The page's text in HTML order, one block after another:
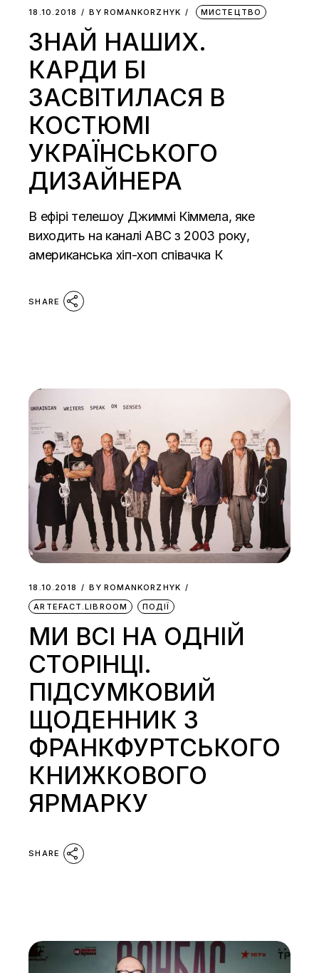
18.10.2018 BY ROMANKORZHYK МИСТЕЦТВО
ЗНАЙ НАШИХ.
КАРДИ БІ
ЗАСВІТИЛАСЯ В
КОСТЮМІ
УКРАЇНСЬКОГО
ДИЗАЙНЕРА
В ефірі телешоу Джиммі Кіммела, яке
виходить на каналі ABC з 2003 року,
американська хіп-хоп співачка К
SHARE
18.10.2018 BY ROMANKORZHYK
ARTEFACT.LIBROOM
ПОДІЇ
МИ ВСІ НА ОДНІЙ
СТОРІНЦІ.
ПІДСУМКОВИЙ
ЩОДЕННИК З
ФРАНКФУРТСЬКОГО
КНИЖКОВОГО
ЯРМАРКУ
SHARE